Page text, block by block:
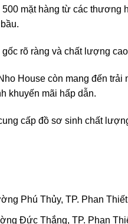
mặt hàng từ các thương
rõ ràng và chất lượng
House còn mang đến
khuyến mãi hấp dẫn.
cấp đồ sơ sinh chất
Phú Thủy, TP. Phan
Đức Thắng, TP. Phan